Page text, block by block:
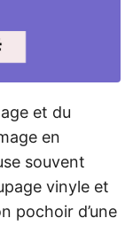
et du
en
souvent
vinyle et
pochoir d’une